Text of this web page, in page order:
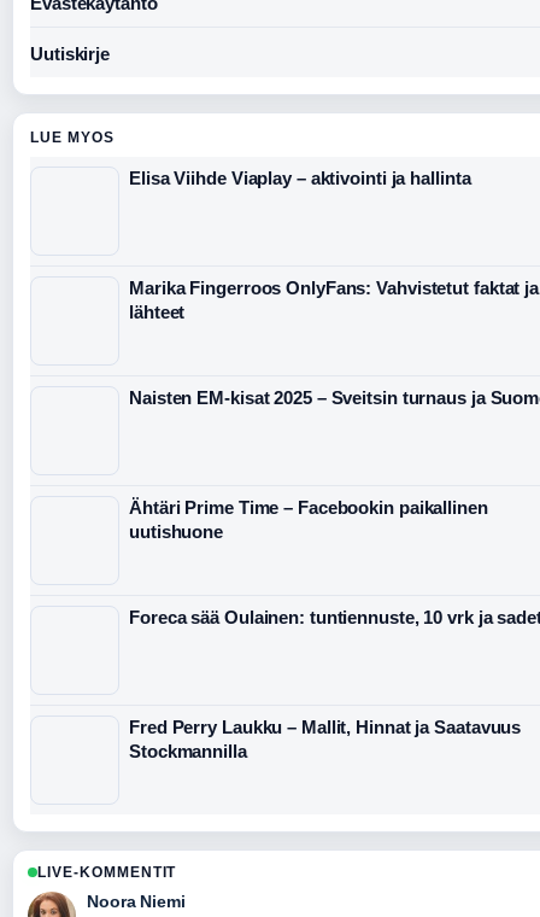
Uutiskirje
LUE MYOS
Elisa Viihde Viaplay – aktivointi ja hallinta
Marika Fingerroos OnlyFans: Vahvistetut faktat ja
lähteet
Naisten EM-kisat 2025 – Sveitsin turnaus ja
Ähtäri Prime Time – Facebookin paikallinen
uutishuone
Foreca sää Oulainen: tuntiennuste, 10 vrk ja
Fred Perry Laukku – Mallit, Hinnat ja Saatavuus
Stockmannilla
LIVE-KOMMENTIT
Noora Niemi